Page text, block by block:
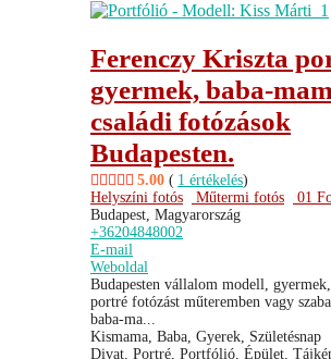
Ferenczy Kriszta
gyermek, baba-
családi fotózások
Budapesten.
5.00 ( 1 értékelés)
Helyszíni fotós
Műtermi fotós
01
Budapest, Magyarország
+36204848002
E-mail
Weboldal
Budapesten vállalom modell, gyermek,
portré fotózást műteremben vagy
baba-ma...
Kismama, Baba, Gyerek, Születésnap
Divat, Portré, Portfólió, Épület,